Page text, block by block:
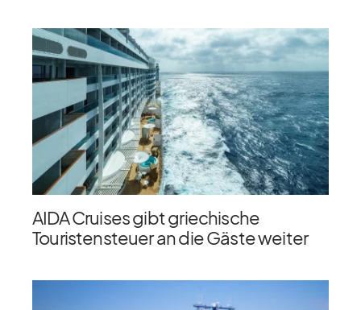
AIDA Cruises gibt griechische
Touristensteuer an die Gäste weiter